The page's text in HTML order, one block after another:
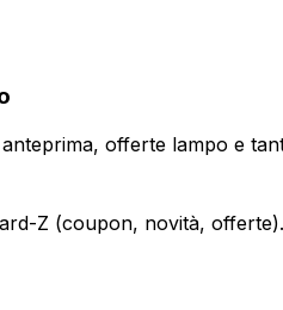
offerte lampo e
Z (coupon, novità,